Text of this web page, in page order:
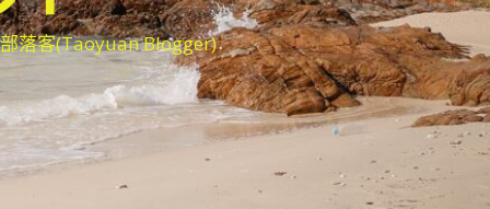
落客(Taoyuan Blogger)